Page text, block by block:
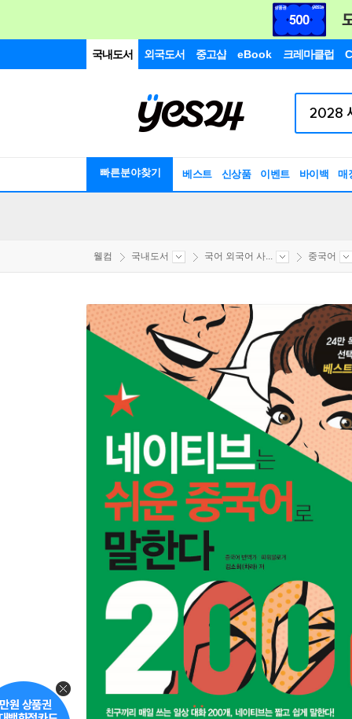
국내도서 외국도서 중고샵 eBook 크레마클럽
빠른분야찾기 베스트 신상품 이벤트 바이백 매
웰컴 국내도서 국어 외국어 사... 중국어